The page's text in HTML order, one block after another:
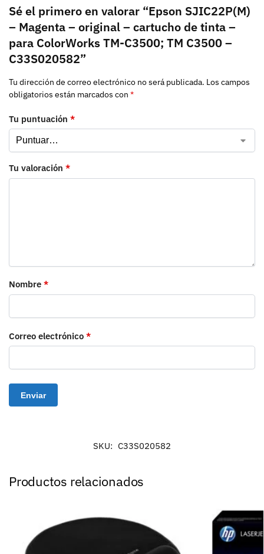
Sé el primero en valorar “Epson SJIC22P(M)
– Magenta – original – cartucho de tinta –
para ColorWorks TM-C3500; TM C3500 –
C33S020582”
Tu dirección de correo electrónico no será publicada. Los campos
obligatorios están marcados con *
Tu puntuación *
Tu valoración *
Nombre *
Correo electrónico *
SKU: C33S020582
Productos relacionados